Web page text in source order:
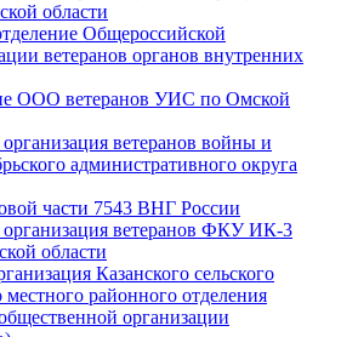
области
Общероссийской
ветеранов органов внутренних
ООО ветеранов УИС по Омской
ветеранов войны и
административного округа
части 7543 ВНГ России
организация ветеранов ФКУ ИК-3
области
Казанского сельского
районного отделения
организации